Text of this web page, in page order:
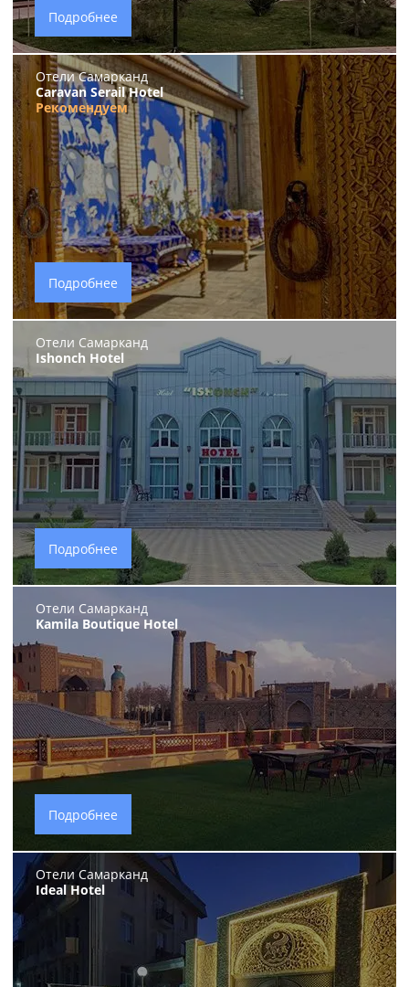
Подробнее
Отели Самарканд
Caravan Serail Hotel
Рекомендуем
Подробнее
Отели Самарканд
Ishonch Hotel
Подробнее
Отели Самарканд
Kamila Boutique Hotel
Подробнее
Отели Самарканд
Ideal Hotel